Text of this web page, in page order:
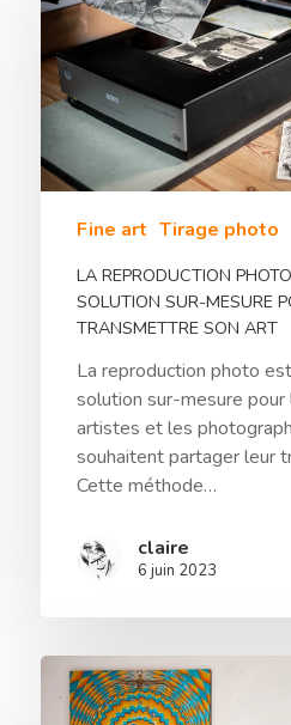
Fine art Tirage photo
LA REPRODUCTION
SOLUTION SUR-MESURE
TRANSMETTRE SON ART
La reproduction photo
solution sur-mesure pour
artistes et les
souhaitent partager leur
Cette méthode…
claire
6 juin 2023